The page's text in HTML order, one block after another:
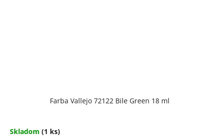
Farba Vallejo 72122 Bile Green 18 ml
Skladom (1 ks)